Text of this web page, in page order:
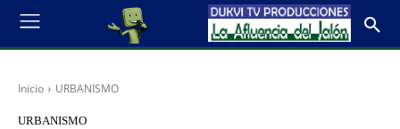
Inicio URBANISMO
URBANISMO